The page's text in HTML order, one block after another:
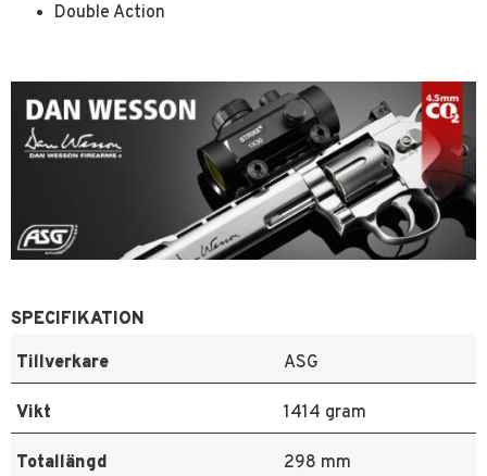
Double Action
SPECIFIKATION
Tillverkare
ASG
Vikt 1414 gram
Totallängd 298 mm